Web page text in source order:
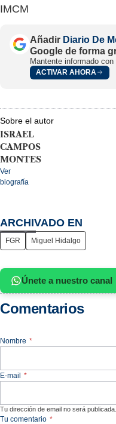
IMCM
Añadir Diario De
Google de forma
Mantente informado
ACTIVAR AHORA
Sobre el autor
ISRAEL
CAMPOS
MONTES
Ver
biografía
ARCHIVADO EN
FGR Miguel Hidalgo
Únete a nuestro canal
Comentarios
Nombre *
E-mail *
Tu dirección de email no será publicada.
Tu comentario *